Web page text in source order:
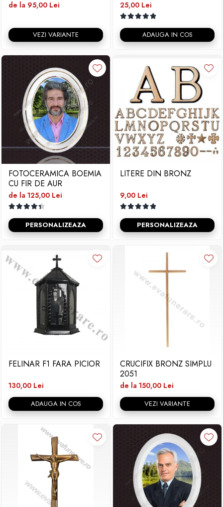
de la 95,00 Lei
VEZI VARIANTE
25,00 Lei
ADAUGA IN COS
FOTOCERAMICA BOEMIA
CU FIR DE AUR
de la 125,00 Lei
PERSONALIZEAZA
LITERE DIN BRONZ
9,00 Lei
PERSONALIZEAZA
FELINAR F1 FARA PICIOR
130,00 Lei
ADAUGA IN COS
CRUCIFIX BRONZ SIMPLU
2051
de la 150,00 Lei
VEZI VARIANTE